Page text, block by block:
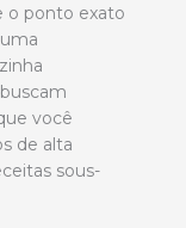
o ponto exato
você
de alta
sous-